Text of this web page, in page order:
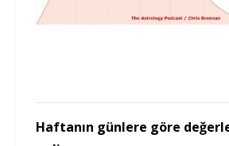
Haftanın günlere göre